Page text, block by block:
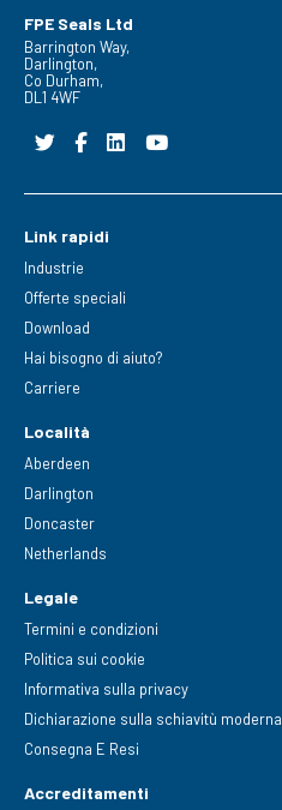
FPE Seals Ltd
Barrington Way,
Darlington,
Co Durham,
DL1 4WF
Link rapidi
Industrie
Offerte speciali
Download
Hai bisogno di aiuto?
Carriere
Località
Aberdeen
Darlington
Doncaster
Netherlands
Legale
Termini e condizioni
Politica sui cookie
Informativa sulla privacy
Dichiarazione sulla schiavitù moderna
Consegna E Resi
Accreditamenti